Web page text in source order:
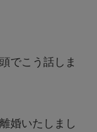
でこう話しま
婚いたしまし